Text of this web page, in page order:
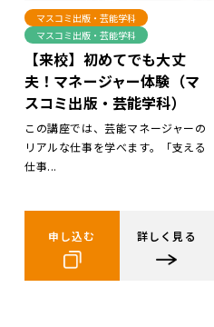
マスコミ出版・芸能学科
マスコミ出版・芸能学科
【来校】初めてでも大丈
夫！マネージャー体験（マ
スコミ出版・芸能学科）
この講座では、芸能マネージャーの
リアルな仕事を学べます。「支える
仕事...
申し込む 詳しく見る